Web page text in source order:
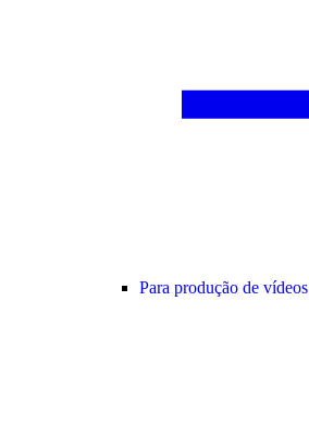
Para produção de vídeos